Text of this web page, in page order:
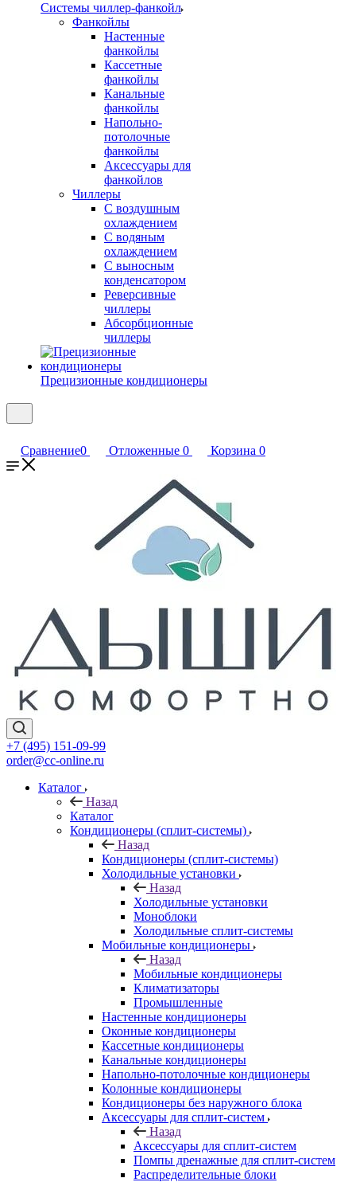
Системы чиллер-фанкойл
Фанкойлы
Настенные
фанкойлы
Кассетные
фанкойлы
Канальные
фанкойлы
Напольно-
потолочные
фанкойлы
Аксессуары для
фанкойлов
Чиллеры
С воздушным
охлаждением
С водяным
охлаждением
С выносным
конденсатором
Реверсивные
чиллеры
Абсорбционные
чиллеры
Прецизионные кондиционеры
Сравнение0 Отложенные 0 Корзина 0
+7 (495) 151-09-99
order@cc-online.ru
Каталог
Назад
Каталог
Кондиционеры (сплит-системы)
Назад
Кондиционеры (сплит-системы)
Холодильные установки
Назад
Холодильные установки
Моноблоки
Холодильные сплит-системы
Мобильные кондиционеры
Назад
Мобильные кондиционеры
Климатизаторы
Промышленные
Настенные кондиционеры
Оконные кондиционеры
Кассетные кондиционеры
Канальные кондиционеры
Напольно-потолочные кондиционеры
Колонные кондиционеры
Кондиционеры без наружного блока
Аксессуары для сплит-систем
Назад
Аксессуары для сплит-систем
Помпы дренажные для сплит-систем
Распределительные блоки